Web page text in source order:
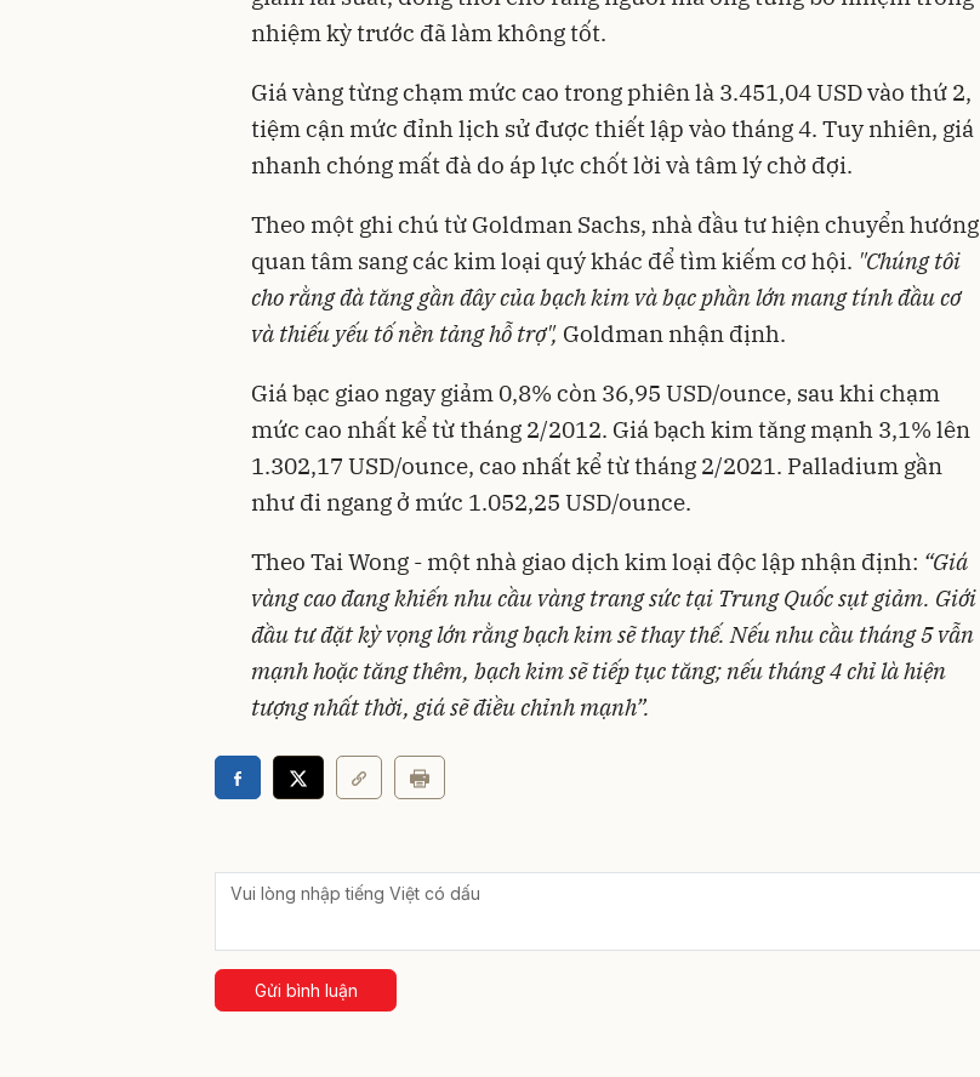
nhiệm kỳ trước đã làm không tốt.
Giá vàng từng chạm mức cao trong phiên là 3.451,04 USD vào thứ 2,
tiệm cận mức đỉnh lịch sử được thiết lập vào tháng 4. Tuy nhiên, giá
nhanh chóng mất đà do áp lực chốt lời và tâm lý chờ đợi.
Theo một ghi chú từ Goldman Sachs, nhà đầu tư hiện chuyển hướng
quan tâm sang các kim loại quý khác để tìm kiếm cơ hội. "Chúng tôi
cho rằng đà tăng gần đây của bạch kim và bạc phần lớn mang tính đầu cơ
và thiếu yếu tố nền tảng hỗ trợ", Goldman nhận định.
Giá bạc giao ngay giảm 0,8% còn 36,95 USD/ounce, sau khi chạm
mức cao nhất kể từ tháng 2/2012. Giá bạch kim tăng mạnh 3,1% lên
1.302,17 USD/ounce, cao nhất kể từ tháng 2/2021. Palladium gần
như đi ngang ở mức 1.052,25 USD/ounce.
Theo Tai Wong - một nhà giao dịch kim loại độc lập nhận định: “Giá
vàng cao đang khiến nhu cầu vàng trang sức tại Trung Quốc sụt giảm. Giới
đầu tư đặt kỳ vọng lớn rằng bạch kim sẽ thay thế. Nếu nhu cầu tháng 5 vẫn
mạnh hoặc tăng thêm, bạch kim sẽ tiếp tục tăng; nếu tháng 4 chỉ là hiện
tượng nhất thời, giá sẽ điều chỉnh mạnh”.
Gửi bình luận